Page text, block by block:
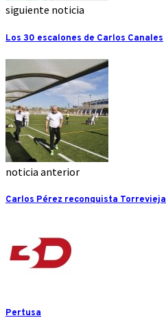
siguiente noticia
Los 30 escalones de Carlos Canales
noticia anterior
Carlos Pérez reconquista Torrevieja
Pertusa